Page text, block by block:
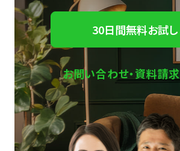
30日間無料お試し
お問い合わせ・資料請求